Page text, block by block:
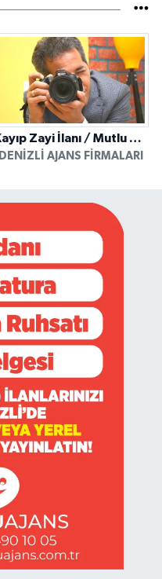
Kayıp Zayi İlanı / Mutlu Ajans / Denizli
DENIZLI AJANS FIRMALARI